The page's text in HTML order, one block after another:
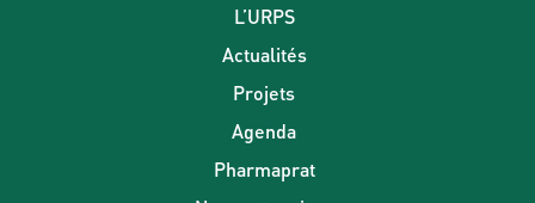
L’URPS
Actualités
Projets
Agenda
Pharmaprat